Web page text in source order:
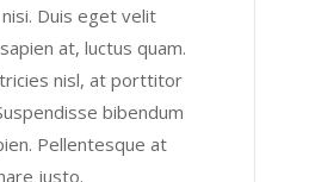
Duis eget velit
at, luctus quam.
nisl, at porttitor
bibendum
Pellentesque at
justo.